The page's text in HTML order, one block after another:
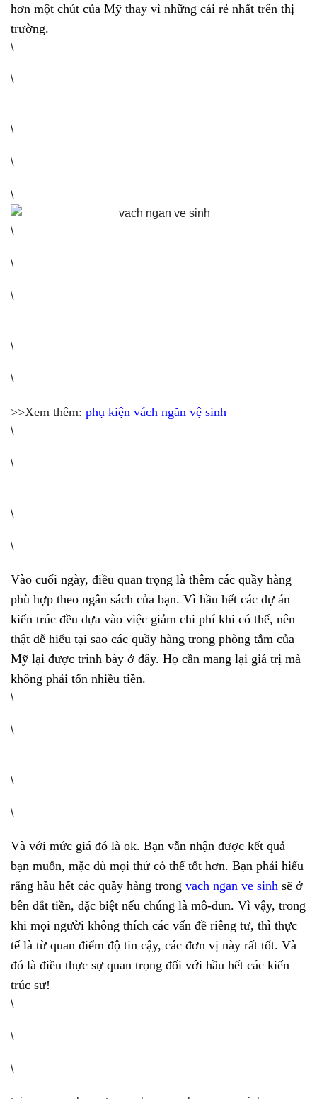
hơn một chút của Mỹ thay vì những cái rẻ nhất trên thị
trường.
\
\
\
\
\
\
\
\
\
\
>>Xem thêm: phụ kiện vách ngăn vệ sinh
\
\
\
\
Vào cuối ngày, điều quan trọng là thêm các quầy hàng
phù hợp theo ngân sách của bạn. Vì hầu hết các dự án
kiến ​​trúc đều dựa vào việc giảm chi phí khi có thể, nên
thật dễ hiểu tại sao các quầy hàng trong phòng tắm của
Mỹ lại được trình bày ở đây. Họ cần mang lại giá trị mà
không phải tốn nhiều tiền.
\
\
\
\
Và với mức giá đó là ok. Bạn vẫn nhận được kết quả
bạn muốn, mặc dù mọi thứ có thể tốt hơn. Bạn phải hiểu
rằng hầu hết các quầy hàng trong vach ngan ve sinh sẽ ở
bên đắt tiền, đặc biệt nếu chúng là mô-đun. Vì vậy, trong
khi mọi người không thích các vấn đề riêng tư, thì thực
tế là từ quan điểm độ tin cậy, các đơn vị này rất tốt. Và
đó là điều thực sự quan trọng đối với hầu hết các kiến ​​
trúc sư!
\
\
\